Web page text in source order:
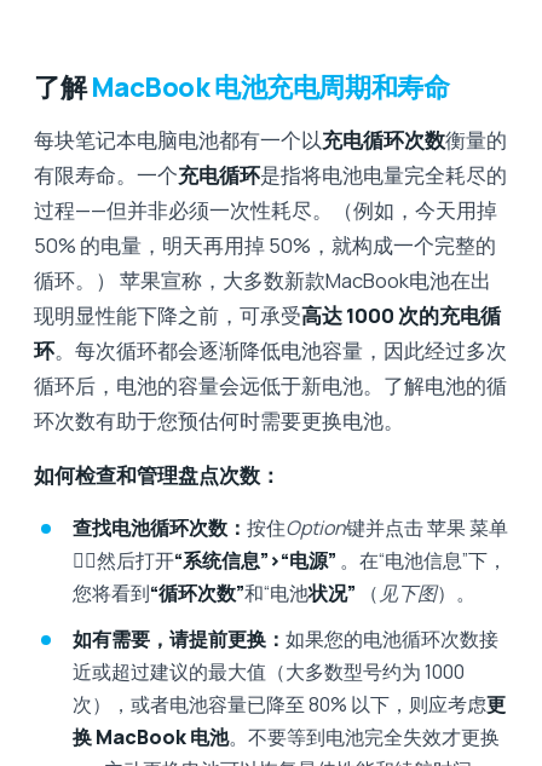
了解MacBook 电池充电周期和寿命
每块笔记本电脑电池都有一个以充电循环次数衡量的
有限寿命。一个充电循环是指将电池电量完全耗尽的
过程——但并非必须一次性耗尽。（例如，今天用掉
50% 的电量，明天再用掉 50%，就构成一个完整的
循环。） 苹果宣称，大多数新款MacBook电池在出
现明显性能下降之前，可承受高达 1000 次的充电循
环。每次循环都会逐渐降低电池容量，因此经过多次
循环后，电池的容量会远低于新电池。了解电池的循
环次数有助于您预估何时需要更换电池。
如何检查和管理盘点次数：
查找电池循环次数： 按住Option键并点击 苹果 菜单
，然后打开“系统信息”>“电源” 。在“电池信息”下，
您将看到“循环次数”和“电池状况” （ 见下图）。
如有需要，请提前更换： 如果您的电池循环次数接
近或超过建议的最大值（大多数型号约为 1000
次），或者电池容量已降至 80% 以下，则应考虑更
换 MacBook 电池。不要等到电池完全失效才更换